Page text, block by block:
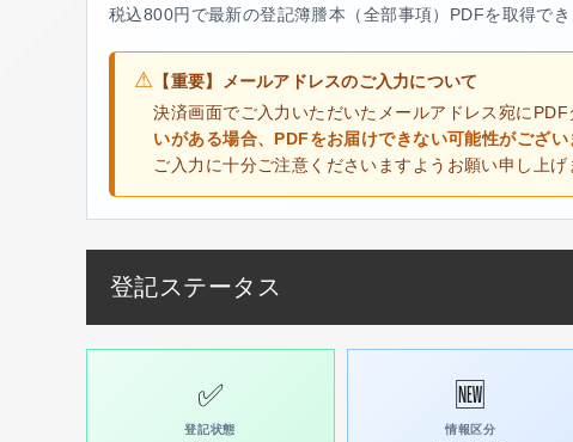
税込800円で最新の登記簿謄本（全部事項）PDFを取得でき
⚠ 【重要】メールアドレスのご入力について
決済画面でご入力いただいたメールアドレス宛にPDF
いがある場合、PDFをお届けできない可能性がござい
ご入力に十分ご注意くださいますようお願い申し上げ
登記ステータス
✅
登記状態
🆕
情報区分